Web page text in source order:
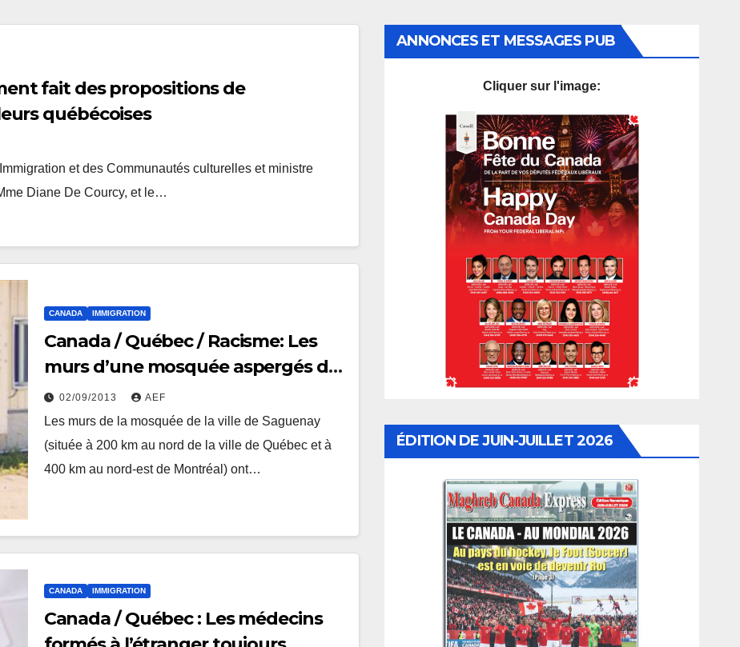
fait des propositions de
québécoises
et des Communautés culturelles et ministre
Diane De Courcy, et le…
CANADA IMMIGRATION
Canada / Québec / Racisme: Les
murs d’une mosquée aspergés de
sang de porc
02/09/2013 AEF
Les murs de la mosquée de la ville de Saguenay
(située à 200 km au nord de la ville de Québec et à
400 km au nord-est de Montréal) ont…
CANADA IMMIGRATION
Canada / Québec : Les médecins
ANNONCES ET MESSAGES PUB
Cliquer sur l'image:
ÉDITION DE JUIN-JUILLET 2026